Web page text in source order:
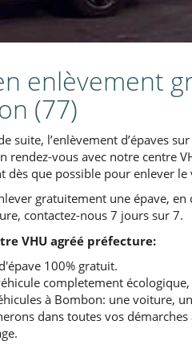
enlèvement
(77)
suite, l’enlèvement d’épaves
rendez-vous avec notre centre
que possible pour enlever le
gratuitement une épave,
contactez-nous 7 jours sur 7.
VHU agréé préfecture:
100% gratuit.
completement
à Bombon: une voiture,
dans toutes vos